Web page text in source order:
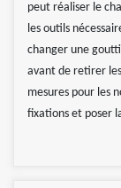
peut réaliser le
les outils
changer une
avant de retirer
mesures pour les
fixations et poser